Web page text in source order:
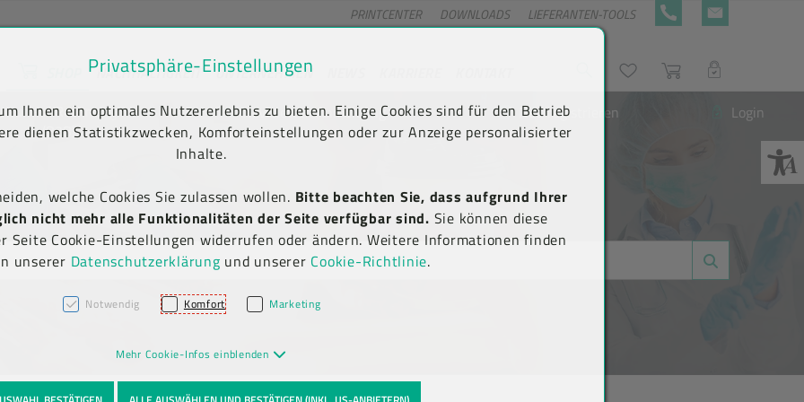
springen [AK + 2]
[AK + 5]
PRINTCENTER DOWNLOADS LIEFERANTEN-TOOLS +43 5576 7177 818
NACHHALTIGKEIT UNTERNEHMEN WunschlisteWarenkorb
LOGIN
Kauf auf Rechnung
(B2B)
Newsletter-Anmeldung Neu registrieren Login
Privatsphäre-Einstellungen
Ihnen ein optimales Nutzererlebnis zu bieten. Einige Cookies sind für den Betrieb
dienen Statistikzwecken, Komforteinstellungen oder zur Anzeige personalisierter
Inhalte.
welche Cookies Sie zulassen wollen. Bitte beachten Sie, dass aufgrund Ihrer
nicht mehr alle Funktionalitäten der Seite verfügbar sind. Sie können diese
Seite Cookie-Einstellungen widerrufen oder ändern. Weitere Informationen finden
unserer Datenschutzerklärung und unserer Cookie-Richtlinie.
Notwendig Komfort Marketing
Mehr Cookie-Infos einblenden